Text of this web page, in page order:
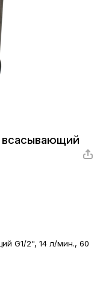
всасывающий
G1/2", 14 л/мин., 60